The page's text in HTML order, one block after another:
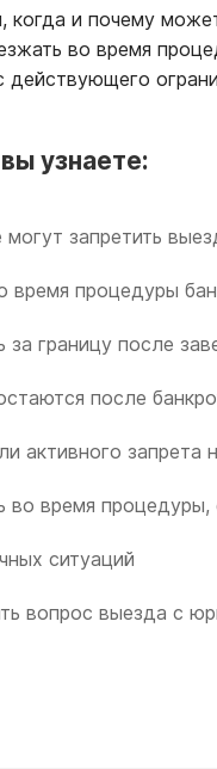
когда и почему
во время
действующего
узнаете:
запретить
время процедуры
границу после
после
активного запрета
время процедуры,
ситуаций
вопрос выезда с